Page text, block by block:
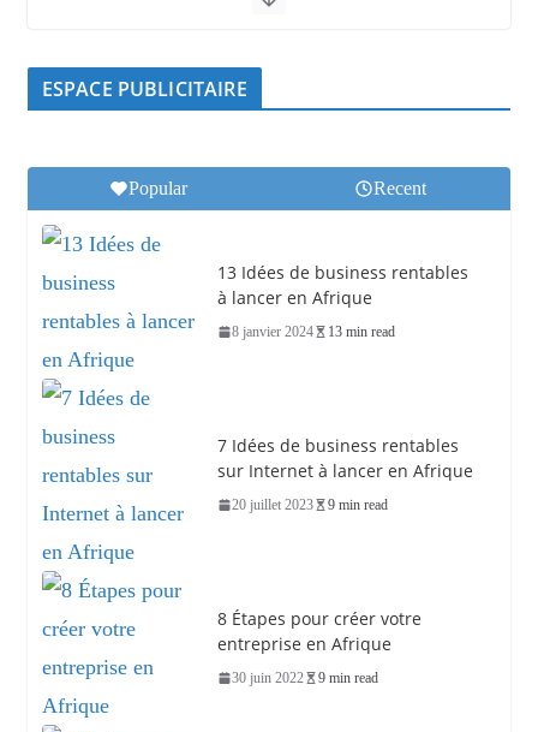
ESPACE PUBLICITAIRE
Popular Recent
13 Idées de business rentables
à lancer en Afrique
8 janvier 2024 13 min read
7 Idées de business rentables
sur Internet à lancer en Afrique
20 juillet 2023 9 min read
8 Étapes pour créer votre
entreprise en Afrique
30 juin 2022 9 min read